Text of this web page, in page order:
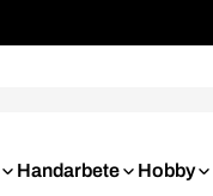
Handarbete Hobby